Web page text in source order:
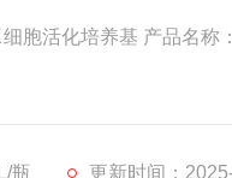
胞活化培养基 产品名称
AC NK 细
瓶 更新时间：